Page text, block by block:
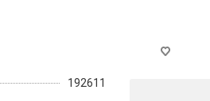
192611